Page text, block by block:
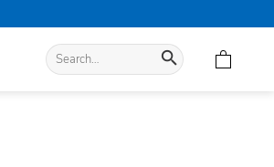
Search
for: